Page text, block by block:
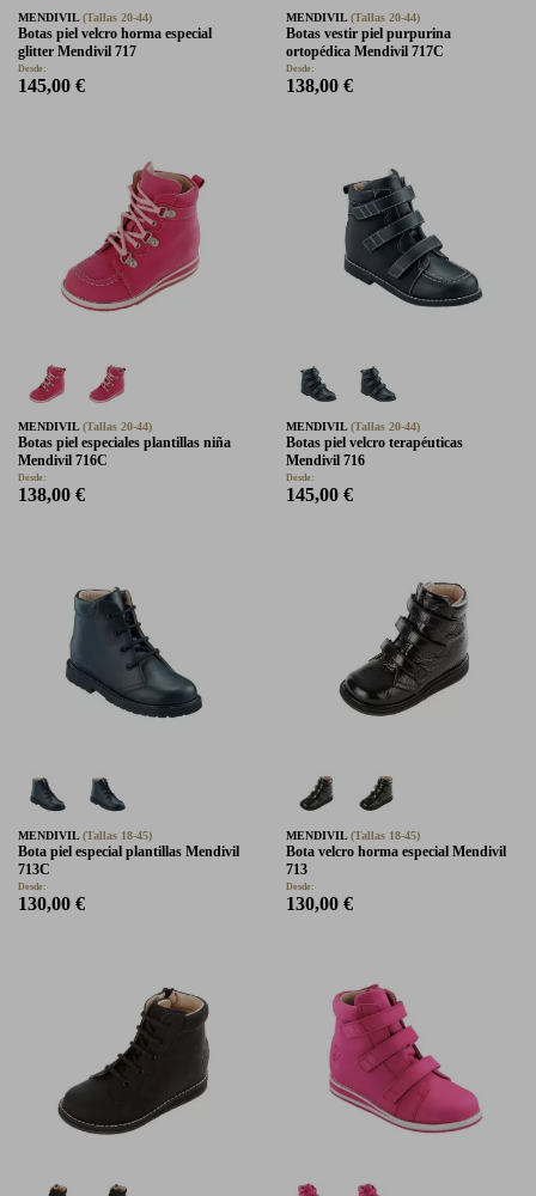
MENDIVIL(Tallas 20-44)
Botas piel velcro horma especial
glitter Mendivil 717
Desde:
145,00 €
MENDIVIL(Tallas 20-44)
Botas vestir piel purpurina
ortopédica Mendivil 717C
Desde:
138,00 €
MENDIVIL(Tallas 20-44)
Botas piel especiales plantillas niña
Mendivil 716C
Desde:
138,00 €
MENDIVIL(Tallas 20-44)
Botas piel velcro terapéuticas
Mendivil 716
Desde:
145,00 €
MENDIVIL(Tallas 18-45)
Bota piel especial plantillas Mendivil
713C
Desde:
130,00 €
MENDIVIL(Tallas 18-45)
Bota velcro horma especial Mendivil
713
Desde:
130,00 €